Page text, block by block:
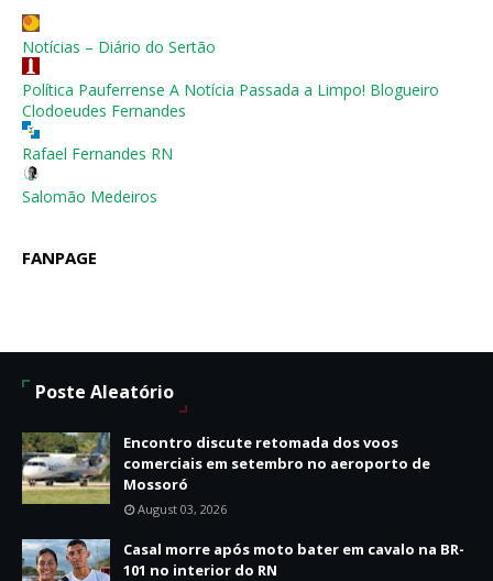
Notícias – Diário do Sertão
Política Pauferrense A Notícia Passada a Limpo! Blogueiro
Clodoeudes Fernandes
Rafael Fernandes RN
Salomão Medeiros
FANPAGE
Poste Aleatório
Encontro discute retomada dos voos
comerciais em setembro no aeroporto de
Mossoró
August 03, 2026
Casal morre após moto bater em cavalo na BR-
101 no interior do RN